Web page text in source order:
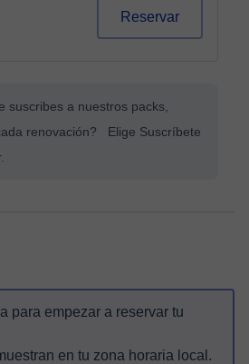
Reservar
suscribes a nuestros packs,
renovación? Elige Suscríbete
para empezar a reservar tu
en tu zona horaria local.